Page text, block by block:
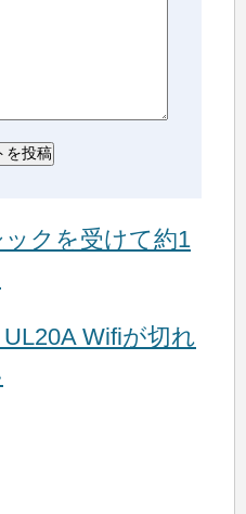
ックを受けて約1
Wifiが切れ